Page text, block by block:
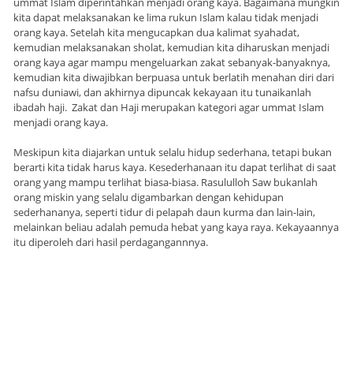
kita dapat melaksanakan ke lima rukun Islam kalau tidak menjadi
orang kaya. Setelah kita mengucapkan dua kalimat syahadat,
kemudian melaksanakan sholat, kemudian kita diharuskan menjadi
orang kaya agar mampu mengeluarkan zakat sebanyak-banyaknya,
kemudian kita diwajibkan berpuasa untuk berlatih menahan diri dari
nafsu duniawi, dan akhirnya dipuncak kekayaan itu tunaikanlah
ibadah haji. Zakat dan Haji merupakan kategori agar ummat Islam
menjadi orang kaya.
Meskipun kita diajarkan untuk selalu hidup sederhana, tetapi bukan
berarti kita tidak harus kaya. Kesederhanaan itu dapat terlihat di saat
orang yang mampu terlihat biasa-biasa. Rasululloh Saw bukanlah
orang miskin yang selalu digambarkan dengan kehidupan
sederhananya, seperti tidur di pelapah daun kurma dan lain-lain,
melainkan beliau adalah pemuda hebat yang kaya raya. Kekayaannya
itu diperoleh dari hasil perdagangannnya.